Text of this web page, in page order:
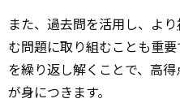
また、過去問を活用し、より
む問題に取り組むことも重
を繰り返し解くことで、高
が身につきます。